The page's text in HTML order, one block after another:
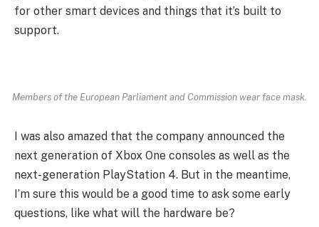
for other smart devices and things that it’s built to
support.
Members of the European Parliament and Commission wear face mask.
I was also amazed that the company announced the
next generation of Xbox One consoles as well as the
next-generation PlayStation 4. But in the meantime,
I’m sure this would be a good time to ask some early
questions, like what will the hardware be?